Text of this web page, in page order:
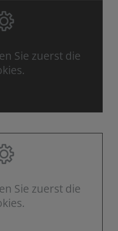
Sie zuerst die
Sie zuerst die